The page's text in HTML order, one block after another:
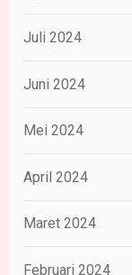
Juli 2024
Juni 2024
Mei 2024
April 2024
Maret 2024
Februari 2024